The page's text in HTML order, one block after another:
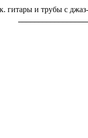
гитары и трубы с